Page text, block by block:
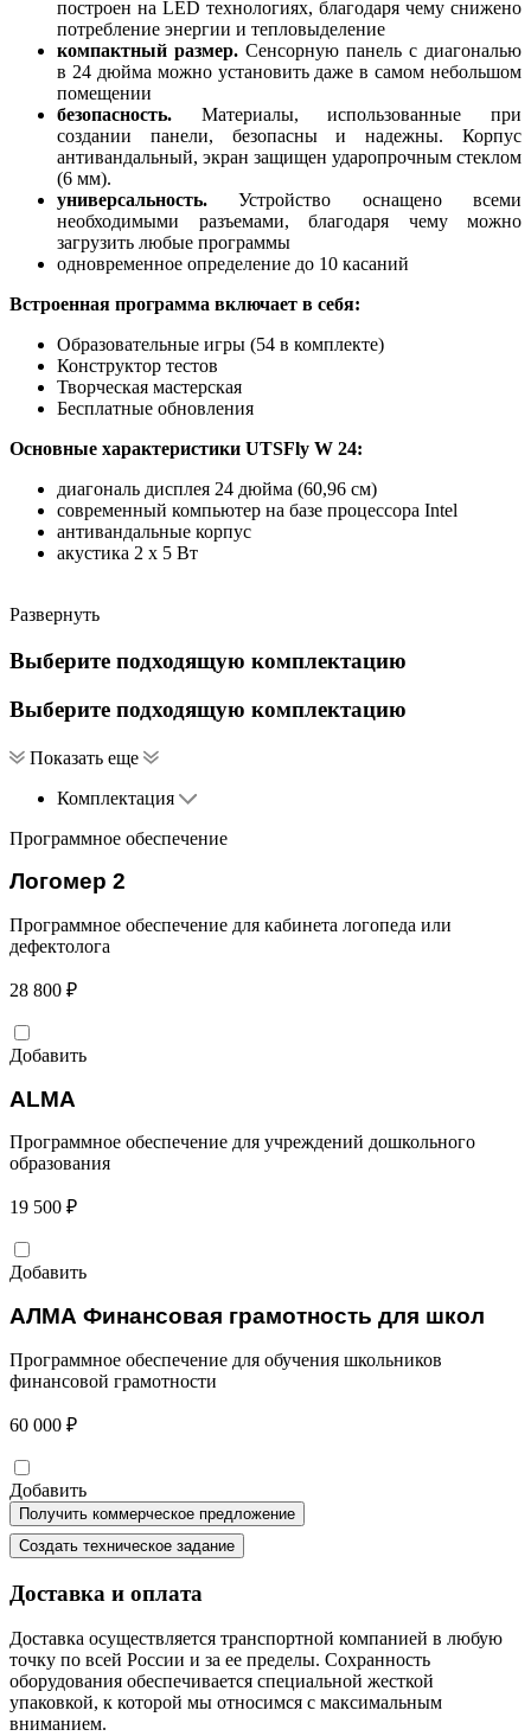
построен на LED технологиях, благодаря чему снижено
потребление энергии и тепловыделение
компактный размер. Сенсорную панель с диагональю
в 24 дюйма можно установить даже в самом небольшом
помещении
безопасность. Материалы, использованные при
создании панели, безопасны и надежны. Корпус
антивандальный, экран защищен ударопрочным стеклом
(6 мм).
универсальность.Устройство оснащено всеми
необходимыми разъемами, благодаря чему можно
загрузить любые программы
одновременное определение до 10 касаний
Встроенная программа включает в себя:
Образовательные игры (54 в комплекте)
Конструктор тестов
Творческая мастерская
Бесплатные обновления
Основные характеристики UTSFly W 24:
диагональ дисплея 24 дюйма (60,96 см)
современный компьютер на базе процессора Intel
антивандальные корпус
акустика 2 х 5 Вт
Развернуть
Выберите подходящую комплектацию
Выберите подходящую комплектацию
Показать еще
Комплектация
Программное обеспечение
Логомер 2
Программное обеспечение для кабинета логопеда или
дефектолога
28 800 ₽
Добавить
ALMA
Программное обеспечение для учреждений дошкольного
образования
19 500 ₽
Добавить
АЛМА Финансовая грамотность для школ
Программное обеспечение для обучения школьников
финансовой грамотности
60 000 ₽
Добавить
Доставка и оплата
Доставка осуществляется транспортной компанией в любую
точку по всей России и за ее пределы. Сохранность
оборудования обеспечивается специальной жесткой
упаковкой, к которой мы относимся с максимальным
вниманием.